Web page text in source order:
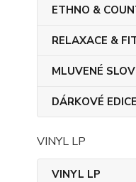
ETHNO &
RELAXACE &
MLUVENÉ
DÁRKOVÉ
VINYL LP
VINYL LP